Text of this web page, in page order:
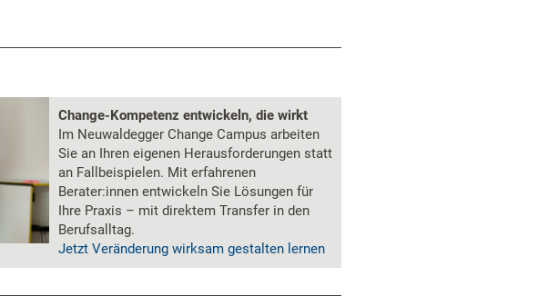
Change-Kompetenz entwickeln, die wirkt
Im Neuwaldegger Change Campus arbeiten
Sie an Ihren eigenen Herausforderungen statt
an Fallbeispielen. Mit erfahrenen
Berater:innen entwickeln Sie Lösungen für
Ihre Praxis – mit direktem Transfer in den
Berufsalltag.
Jetzt Veränderung wirksam gestalten lernen